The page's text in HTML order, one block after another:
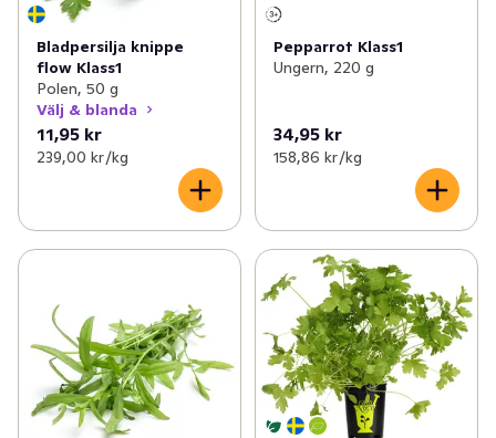
Bladpersilja knippe
flow Klass1
Polen, 50 g
Välj & blanda
11,95 kr
239,00 kr /kg
Pepparrot Klass1
Ungern, 220 g
34,95 kr
158,86 kr /kg